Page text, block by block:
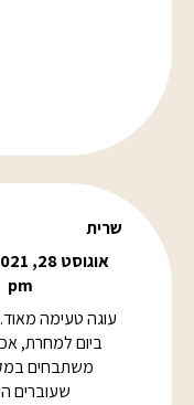
שרית
pm
עוגה טעימה
ביום למחרת,
משתבחים
שעוברים